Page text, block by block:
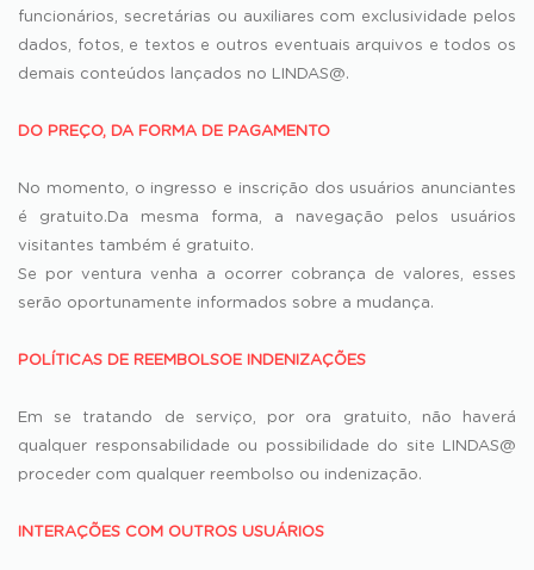
funcionários, secretárias ou auxiliares com exclusividade pelos
dados, fotos, e textos e outros eventuais arquivos e todos os
demais conteúdos lançados no LINDAS@.
DO PREÇO, DA FORMA DE PAGAMENTO
No momento, o ingresso e inscrição dos usuários anunciantes
é gratuito.Da mesma forma, a navegação pelos usuários
visitantes também é gratuito.
Se por ventura venha a ocorrer cobrança de valores, esses
serão oportunamente informados sobre a mudança.
POLÍTICAS DE REEMBOLSOE INDENIZAÇÕES
Em se tratando de serviço, por ora gratuito, não haverá
qualquer responsabilidade ou possibilidade do site LINDAS@
proceder com qualquer reembolso ou indenização.
INTERAÇÕES COM OUTROS USUÁRIOS